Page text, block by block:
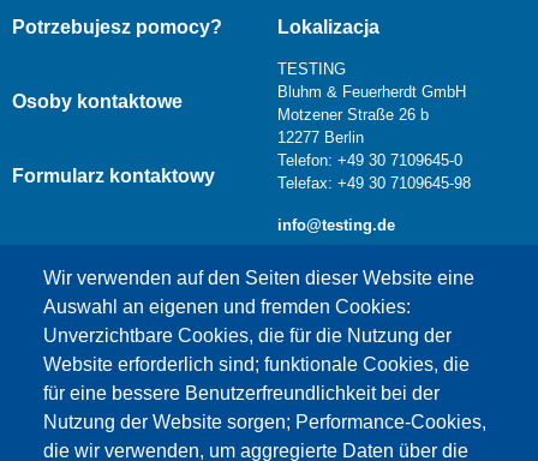
Wir verwenden auf den Seiten dieser Website eine
Auswahl an eigenen und fremden Cookies:
Unverzichtbare Cookies, die für die Nutzung der
Website erforderlich sind; funktionale Cookies, die
für eine bessere Benutzerfreundlichkeit bei der
Nutzung der Website sorgen; Performance-Cookies,
die wir verwenden, um aggregierte Daten über die
Potrzebujesz pomocy?
Osoby kontaktowe
Formularz kontaktowy
Lokalizacja
TESTING
Bluhm & Feuerherdt GmbH
Motzener Straße 26 b
12277 Berlin
Telefon: +49 30 7109645-0
Telefax: +49 30 7109645-98
info@testing.de